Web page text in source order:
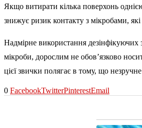
Якщо витирати кілька поверхонь
знижує ризик контакту з мікробами,
Надмірне використання
мікроби, дорослим не обов’язково
цієї звички полягає в тому, що
0 FacebookTwitterPinterestEmail